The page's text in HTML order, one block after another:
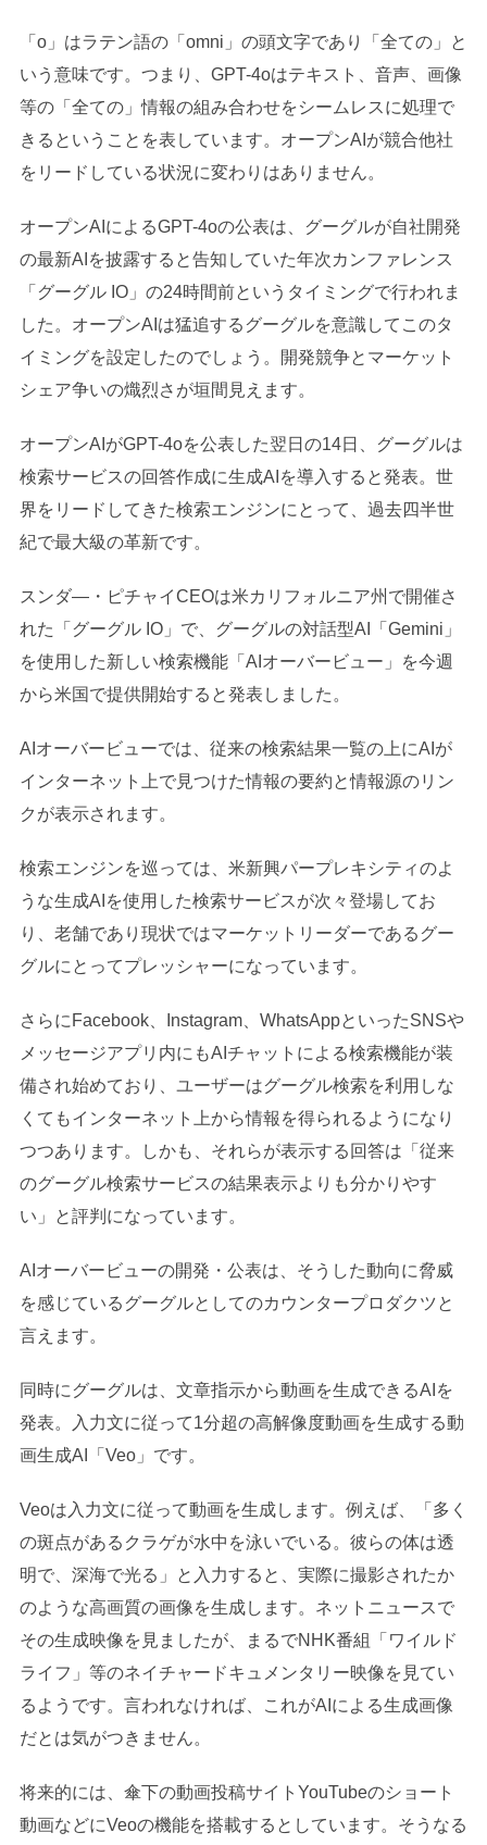
「o」はラテン語の「omni」の頭文字であり「全ての」と
いう意味です。つまり、GPT-4oはテキスト、音声、画像
等の「全ての」情報の組み合わせをシームレスに処理で
きるということを表しています。オープンAIが競合他社
をリードしている状況に変わりはありません。
オープンAIによるGPT-4oの公表は、グーグルが自社開発
の最新AIを披露すると告知していた年次カンファレンス
「グーグル IO」の24時間前というタイミングで行われま
した。オープンAIは猛追するグーグルを意識してこのタ
イミングを設定したのでしょう。開発競争とマーケット
シェア争いの熾烈さが垣間見えます。
オープンAIがGPT-4oを公表した翌日の14日、グーグルは
検索サービスの回答作成に生成AIを導入すると発表。世
界をリードしてきた検索エンジンにとって、過去四半世
紀で最大級の革新です。
スンダ―・ピチャイCEOは米カリフォルニア州で開催さ
れた「グーグル IO」で、グーグルの対話型AI「Gemini」
を使用した新しい検索機能「AIオーバービュー」を今週
から米国で提供開始すると発表しました。
AIオーバービューでは、従来の検索結果一覧の上にAIが
インターネット上で見つけた情報の要約と情報源のリン
クが表示されます。
検索エンジンを巡っては、米新興パープレキシティのよ
うな生成AIを使用した検索サービスが次々登場してお
り、老舗であり現状ではマーケットリーダーであるグー
グルにとってプレッシャーになっています。
さらにFacebook、Instagram、WhatsAppといったSNSや
メッセージアプリ内にもAIチャットによる検索機能が装
備され始めており、ユーザーはグーグル検索を利用しな
くてもインターネット上から情報を得られるようになり
つつあります。しかも、それらが表示する回答は「従来
のグーグル検索サービスの結果表示よりも分かりやす
い」と評判になっています。
AIオーバービューの開発・公表は、そうした動向に脅威
を感じているグーグルとしてのカウンタープロダクツと
言えます。
同時にグーグルは、文章指示から動画を生成できるAIを
発表。入力文に従って1分超の高解像度動画を生成する動
画生成AI「Veo」です。
Veoは入力文に従って動画を生成します。例えば、「多く
の斑点があるクラゲが水中を泳いでいる。彼らの体は透
明で、深海で光る」と入力すると、実際に撮影されたか
のような高画質の画像を生成します。ネットニュースで
その生成映像を見ましたが、まるでNHK番組「ワイルド
ライフ」等のネイチャードキュメンタリー映像を見てい
るようです。言われなければ、これがAIによる生成画像
だとは気がつきません。
将来的には、傘下の動画投稿サイトYouTubeのショート
動画などにVeoの機能を搭載するとしています。そうなる